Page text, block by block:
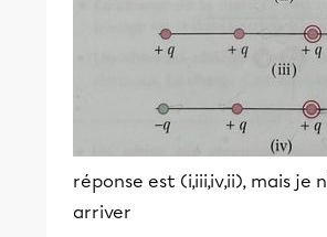
réponse est (i,iii,iv,ii), mais je
arriver